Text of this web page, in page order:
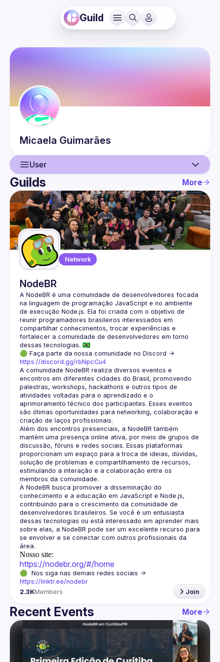
Guild
Micaela Guimarães
User
User
Events
Guilds
Guilds More
Network
NodeBR
A NodeBR é uma comunidade de desenvolvedores focada
na linguagem de programação JavaScript e no ambiente
de execução Node.js. Ela foi criada com o objetivo de
reunir programadores brasileiros interessados em
compartilhar conhecimentos, trocar experiências e
fortalecer a comunidade de desenvolvedores em torno
🟢 Faça parte da nossa comunidade no Discord ->
https://discord.gg/rbNpcCu4
A comunidade NodeBR realiza diversos eventos e
encontros em diferentes cidades do Brasil, promovendo
palestras, workshops, hackathons e outros tipos de
atividades voltadas para o aprendizado e o
aprimoramento técnico dos participantes. Esses eventos
são ótimas oportunidades para networking, colaboração e
Além dos encontros presenciais, a NodeBR também
mantém uma presença online ativa, por meio de grupos de
discussão, fóruns e redes sociais. Essas plataformas
proporcionam um espaço para a troca de ideias, dúvidas,
solução de problemas e compartilhamento de recursos,
estimulando a interação e a colaboração entre os
A NodeBR busca promover a disseminação do
conhecimento e a educação em JavaScript e Node.js,
contribuindo para o crescimento da comunidade de
desenvolvedores brasileiros. Se você é um entusiasta
dessas tecnologias ou está interessado em aprender mais
sobre elas, a NodeBR pode ser um excelente recurso para
se envolver e se conectar com outros profissionais da
Nosso site:
https://nodebr.org/#/home
https://linktr.ee/nodebr
2.3KMembers Join
Recent Events More